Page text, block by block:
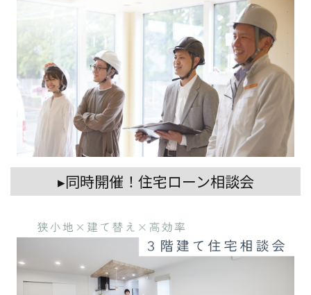
▸同時開催！住宅ローン相談会